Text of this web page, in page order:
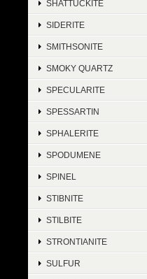
SHATTUCKITE
SIDERITE
SMITHSONITE
SMOKY QUARTZ
SPECULARITE
SPESSARTIN
SPHALERITE
SPODUMENE
SPINEL
STIBNITE
STILBITE
STRONTIANITE
SULFUR